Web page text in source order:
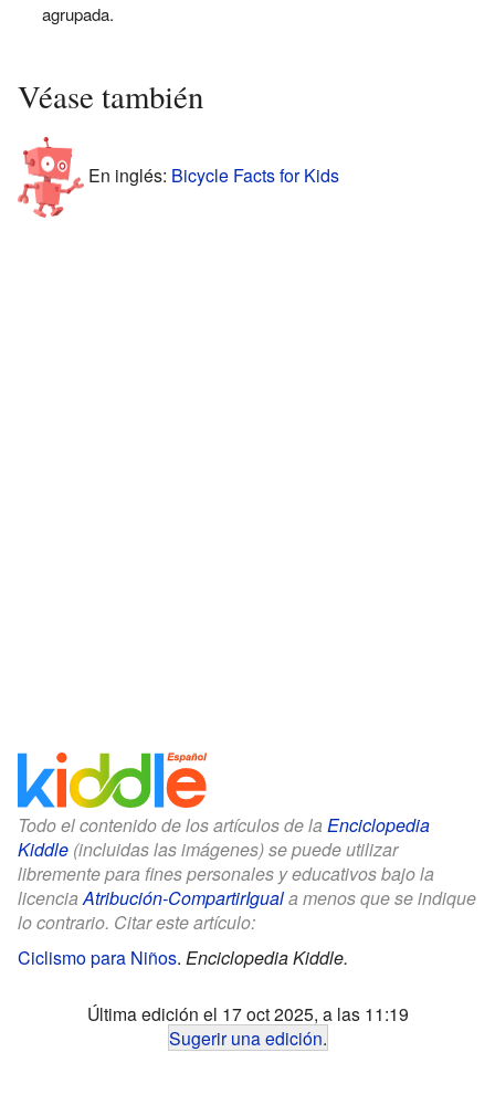
agrupada.
Véase también
En inglés: Bicycle Facts for Kids
Todo el contenido de los artículos de la Enciclopedia
Kiddle (incluidas las imágenes) se puede utilizar
libremente para fines personales y educativos bajo la
licenciaAtribución-CompartirIguala menos que se indique
lo contrario. Citar este artículo:
Ciclismo para Niños. Enciclopedia Kiddle.
Última edición el 17 oct 2025, a las 11:19
Sugerir una edición.